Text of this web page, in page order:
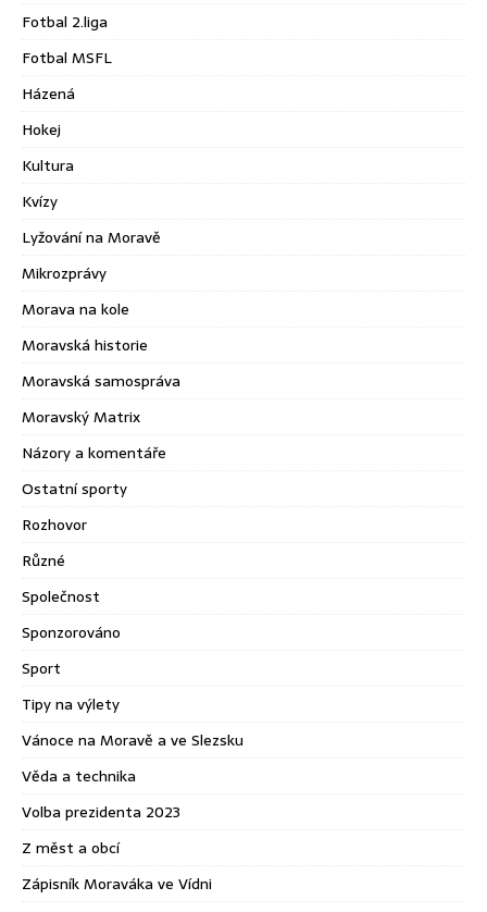
Fotbal 2.liga
Fotbal MSFL
Házená
Hokej
Kultura
Kvízy
Lyžování na Moravě
Mikrozprávy
Morava na kole
Moravská historie
Moravská samospráva
Moravský Matrix
Názory a komentáře
Ostatní sporty
Rozhovor
Různé
Společnost
Sponzorováno
Sport
Tipy na výlety
Vánoce na Moravě a ve Slezsku
Věda a technika
Volba prezidenta 2023
Z měst a obcí
Zápisník Moraváka ve Vídni